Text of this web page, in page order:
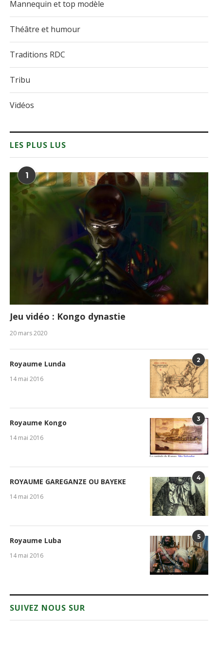
Mannequin et top modèle
Théâtre et humour
Traditions RDC
Tribu
Vidéos
LES PLUS LUS
1
Jeu vidéo : Kongo dynastie
20 mars 2020
2
Royaume Lunda
14 mai 2016
3
Royaume Kongo
14 mai 2016
4
ROYAUME GAREGANZE OU BAYEKE
14 mai 2016
5
Royaume Luba
14 mai 2016
SUIVEZ NOUS SUR